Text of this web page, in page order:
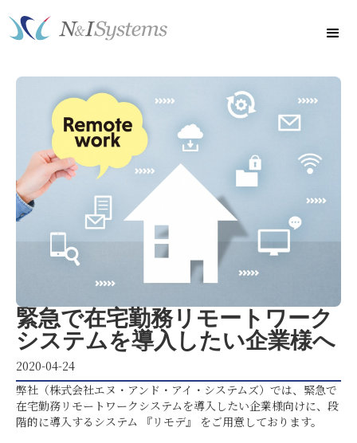
緊急で在宅勤務リモートワーク
システムを導入したい企業様へ
2020-04-24
弊社（株式会社エヌ・アンド・アイ・システムズ）では、緊急で
在宅勤務リモートワークシステムを導入したい企業様向けに、段
階的に導入するシステム 『リモデ』 をご用意しております。